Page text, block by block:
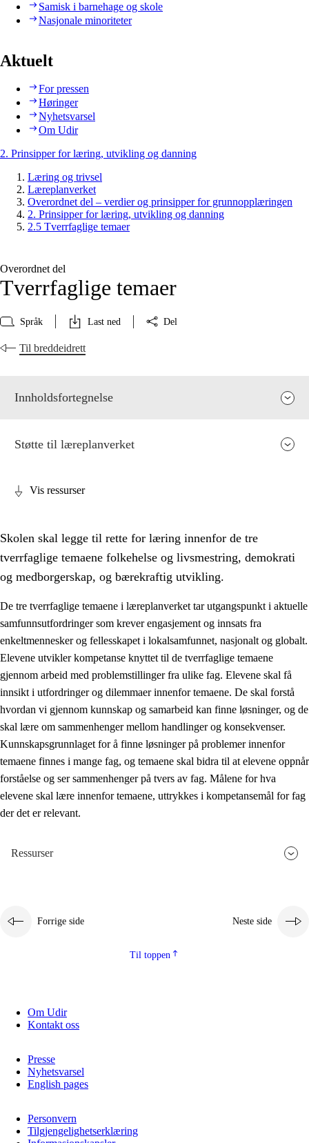
Samisk i barnehage og skole
Nasjonale minoriteter
Aktuelt
For pressen
Høringer
Nyhetsvarsel
Om Udir
2. Prinsipper for læring, utvikling og danning
Læring og trivsel
Læreplanverket
Overordnet del – verdier og prinsipper for grunnopplæringen
2. Prinsipper for læring, utvikling og danning
2.5 Tverrfaglige temaer
Overordnet del
Tverrfaglige temaer
Språk Last ned Del
Til breddeidrett
Innholdsfortegnelse
2. Prinsipper for læring, utvikling og danning
Sosial læring og utvikling
2.2 Kompetanse i fagene
Grunnleggende ferdigheter
2.4 Å lære å lære
Tverrfaglige temaer
2.5 Tverrfaglige temaer
2.5.1 Folkehelse og livsmestring
2.5.3
Støtte til læreplanverket
Vis ressurser
Skolen skal legge til rette for læring innenfor de tre
tverrfaglige temaene folkehelse og livsmestring, demokrati
og medborgerskap, og bærekraftig utvikling.
De tre tverrfaglige temaene i læreplanverket tar utgangspunkt i aktuelle
samfunnsutfordringer som krever engasjement og innsats fra
enkeltmennesker og fellesskapet i lokalsamfunnet, nasjonalt og globalt.
Elevene utvikler kompetanse knyttet til de tverrfaglige temaene
gjennom arbeid med problemstillinger fra ulike fag. Elevene skal få
innsikt i utfordringer og dilemmaer innenfor temaene. De skal forstå
hvordan vi gjennom kunnskap og samarbeid kan finne løsninger, og de
skal lære om sammenhenger mellom handlinger og konsekvenser.
Kunnskapsgrunnlaget for å finne løsninger på problemer innenfor
temaene finnes i mange fag, og temaene skal bidra til at elevene oppnår
forståelse og ser sammenhenger på tvers av fag. Målene for hva
elevene skal lære innenfor temaene, uttrykkes i kompetansemål for fag
der det er relevant.
Ressurser
Forrige side Neste side
Til toppen
Om Udir
Kontakt oss
Presse
Nyhetsvarsel
English pages
Personvern
Tilgjengelighetserklæring